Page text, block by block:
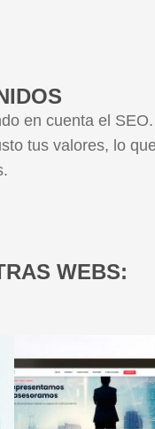
en cuenta el
tus valores, lo
WEBS: